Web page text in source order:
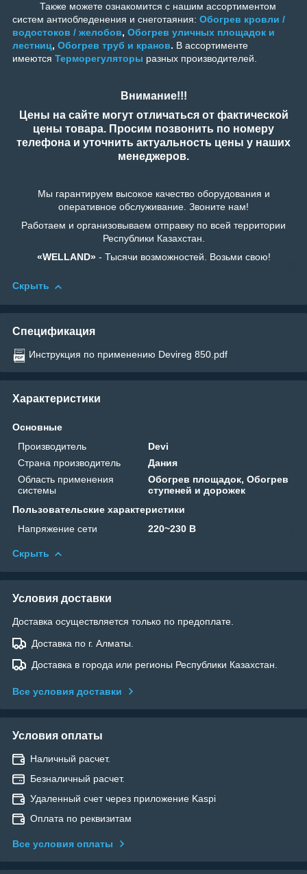
Также можете ознакомится с нашим ассортиментом
систем антиобледенения и снеготаяния: Обогрев кровли /
водостоков / желобов, Обогрев уличных площадок и
лестниц, Обогрев труб и кранов. В ассортименте
имеются Терморегуляторы разных производителей.
Внимание!!!
Цены на сайте могут отличаться от фактической
цены товара. Просим позвонить по номеру
телефона и уточнить актуальность цены у наших
менеджеров.
Мы гарантируем высокое качество оборудования и
оперативное обслуживание. Звоните нам!
Работаем и организовываем отправку по всей территории
Республики Казахстан.
«WELLAND»- Тысячи возможностей. Возьми свою!
Скрыть
Спецификация
Инструкция по применению Devireg 850.pdf
Характеристики
Основные
Производитель
Devi
Страна производитель
Дания
Область применения
системы
Обогрев площадок, Обогрев
ступеней и дорожек
Пользовательские характеристики
Напряжение сети
220~230 В
Скрыть
Условия доставки
Доставка осуществляется только по предоплате.
Доставка по г. Алматы.
Доставка в города или регионы Республики Казахстан.
Все условия доставки
Условия оплаты
Наличный расчет.
Безналичный расчет.
Удаленный счет через приложение Kaspi
Оплата по реквизитам
Все условия оплаты